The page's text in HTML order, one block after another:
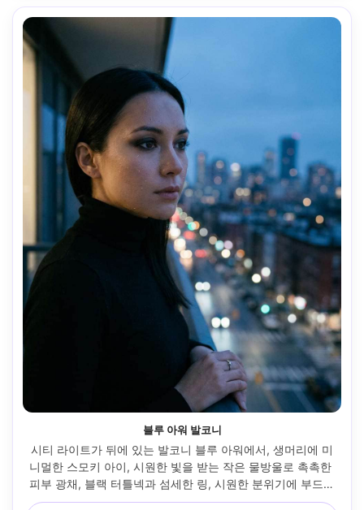
블루 아워 발코니
시티 라이트가 뒤에 있는 발코니 블루 아워에서, 생머리에 미
니멀한 스모키 아이, 시원한 빛을 받는 작은 물방울로 촉촉한
피부 광채, 블랙 터틀넥과 섬세한 링, 시원한 분위기에 부드러
운 림, 니콘 Z8, 85mm f/1.8, 가슴 위로 올라가는 프레임, 조용